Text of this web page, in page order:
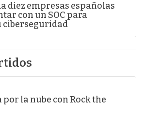
diez empresas españolas
con un SOC para
ciberseguridad
por la nube con Rock the